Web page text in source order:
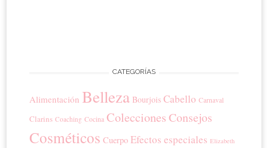
CATEGORÍAS
Alimentación Belleza Bourjois Cabello Carnaval
Clarins Coaching Cocina ColeccionesConsejos
Cosméticos Cuerpo Efectos especiales Elizabeth